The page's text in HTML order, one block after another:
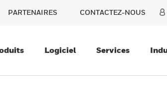
PARTENAIRES CONTACTEZ-NOUS
Logiciel Services